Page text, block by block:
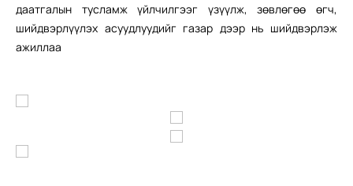
даатгалын тусламж үйлчилгээг үзүүлж, зөвлөгөө өгч,
шийдвэрлүүлэх асуудлуудийг газар дээр нь шийдвэрлэж
ажиллаа